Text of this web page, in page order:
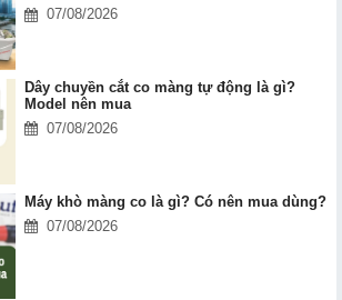
07/08/2026
Dây chuyền cắt co màng tự động là gì?
Model nên mua
07/08/2026
Máy khò màng co là gì? Có nên mua dùng?
07/08/2026